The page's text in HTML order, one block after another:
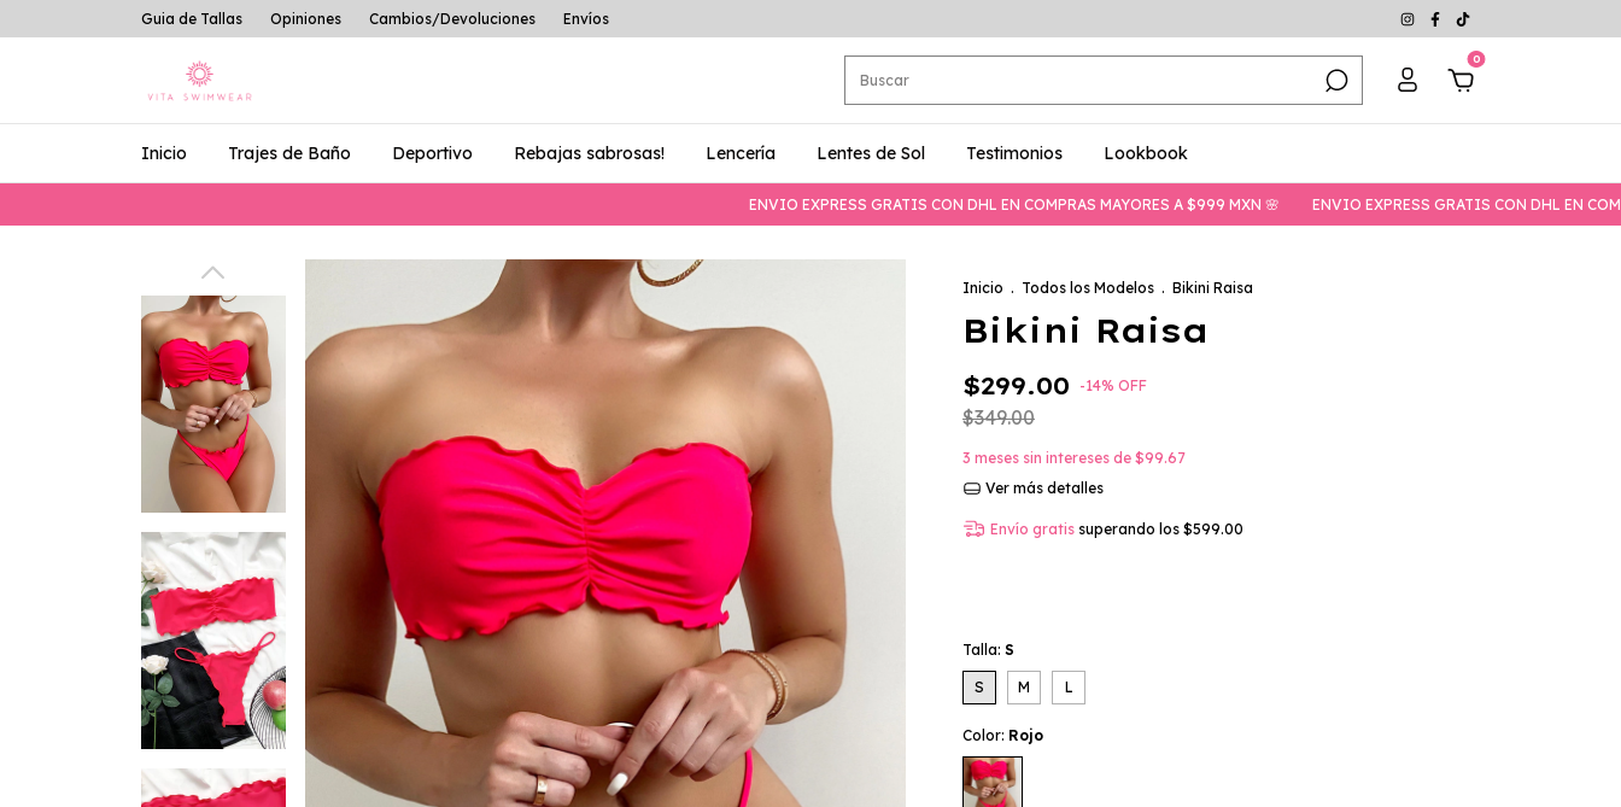
Guia de Tallas Opiniones Cambios/Devoluciones Envíos
0
Inicio Trajes de Baño Deportivo Rebajas sabrosas! Lencería Lentes de Sol Testimonios Lookbook
ENVIO EXPRESS GRATIS CON DHL EN COMPRAS MAYORES A $999 MXN 🌸 ENVIO EXPRESS GRATIS CON DHL EN COMPRAS
Inicio . Todos los Modelos . Bikini Raisa
Bikini Raisa
$299.00 -14% OFF
$349.00
3 meses sin intereses de $99.67
Ver más detalles
Envío gratis superando los $599.00
Talla: S
S M L
Color: Rojo